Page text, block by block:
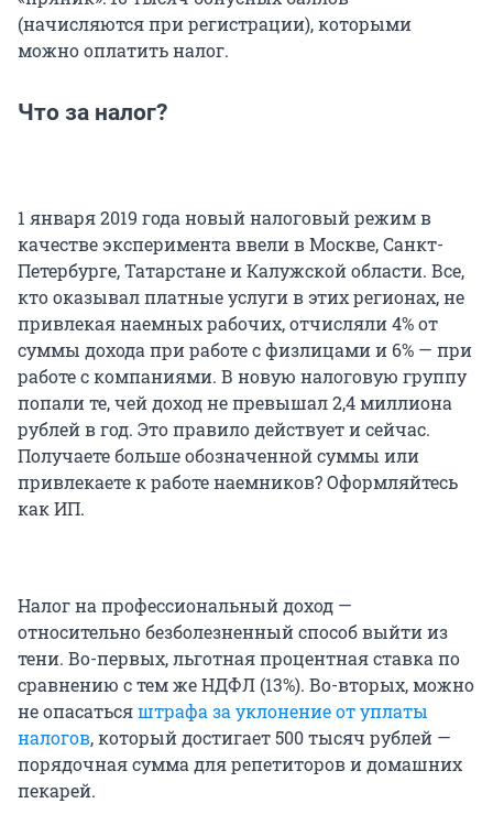
(начисляются при регистрации), которыми
можно оплатить налог.
Что за налог?
1 января 2019 года новый налоговый режим в
качестве эксперимента ввели в Москве, Санкт-
Петербурге, Татарстане и Калужской области. Все,
кто оказывал платные услуги в этих регионах, не
привлекая наемных рабочих, отчисляли 4% от
суммы дохода при работе с физлицами и 6% — при
работе с компаниями. В новую налоговую группу
попали те, чей доход не превышал 2,4 миллиона
рублей в год. Это правило действует и сейчас.
Получаете больше обозначенной суммы или
привлекаете к работе наемников? Оформляйтесь
как ИП.
Налог на профессиональный доход —
относительно безболезненный способ выйти из
тени. Во-первых, льготная процентная ставка по
сравнению с тем же НДФЛ (13%). Во-вторых, можно
не опасатьсяштрафа за уклонение от уплаты
налогов, который достигает 500 тысяч рублей —
порядочная сумма для репетиторов и домашних
пекарей.